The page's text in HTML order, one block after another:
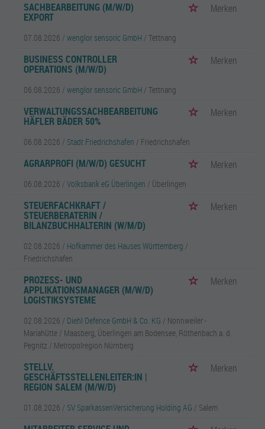
SACHBEARBEITUNG (M/W/D)
EXPORT
Merken
07.08.2026 / wenglor sensoric GmbH / Tettnang
BUSINESS CONTROLLER
OPERATIONS (M/W/D)
Merken
06.08.2026 / wenglor sensoric GmbH / Tettnang
VERWALTUNGSSACHBEARBEITUNG
HÄFLER BÄDER 50%
Merken
06.08.2026 / Stadt Friedrichshafen / Friedrichshafen
AGRARPROFI (M/W/D) GESUCHT Merken
06.08.2026 / Volksbank eG Überlingen / Überlingen
STEUERFACHKRAFT /
STEUERBERATERIN /
BILANZBUCHHALTERIN (W/M/D)
Merken
02.08.2026 / Hofkammer des Hauses Württemberg /
Friedrichshafen
PROZESS- UND
APPLIKATIONSMANAGER (M/W/D)
LOGISTIKSYSTEME
Merken
02.08.2026 / Diehl Defence GmbH & Co. KG / Nonnweiler -
Mariahütte / Maasberg, Überlingen am Bodensee, Röthenbach a. d.
Pegnitz / Metropolregion Nürnberg
STELLV.
GESCHÄFTSSTELLENLEITER:IN |
REGION SALEM (M/W/D)
Merken
01.08.2026 / SV SparkassenVersicherung Holding AG / Salem